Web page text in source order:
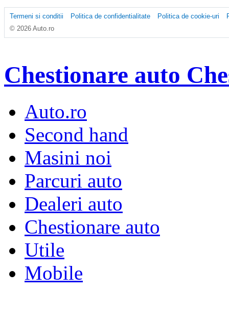
Termeni si conditii Politica de confidentialitate Politica de cookie-uri
© 2026 Auto.ro
Chestionare auto
Auto.ro
Second hand
Masini noi
Parcuri auto
Dealeri auto
Chestionare auto
Utile
Mobile